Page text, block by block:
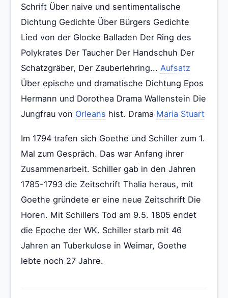
Schrift Über naive und sentimentalische
Dichtung Gedichte Über Bürgers Gedichte
Lied von der Glocke Balladen Der Ring des
Polykrates Der Taucher Der Handschuh Der
Schatzgräber, Der Zauberlehring... Aufsatz
Über epische und dramatische Dichtung Epos
Hermann und Dorothea Drama Wallenstein Die
Jungfrau von Orleans hist. Drama Maria Stuart
Im 1794 trafen sich Goethe und Schiller zum 1.
Mal zum Gespräch. Das war Anfang ihrer
Zusammenarbeit. Schiller gab in den Jahren
1785-1793 die Zeitschrift Thalia heraus, mit
Goethe gründete er eine neue Zeitschrift Die
Horen. Mit Schillers Tod am 9.5. 1805 endet
die Epoche der WK. Schiller starb mit 46
Jahren an Tuberkulose in Weimar, Goethe
lebte noch 27 Jahre.